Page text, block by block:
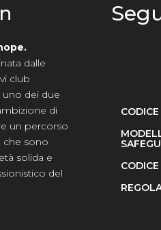
dalle
club
uno dei due
di
un percorso
che sono
solida e
del